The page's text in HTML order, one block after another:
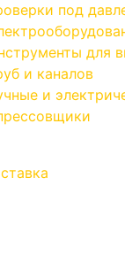
под
для
и каналов
и